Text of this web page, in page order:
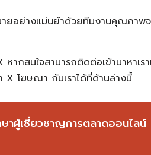
ยอย่างแม่นยำด้วยทีมงานคุณภาพจ
กสนใจสามารถติดต่อเข้ามาหาเรา
X โฆษณา กับเราได้ที่ด้านล่างนี้
าผู้เชี่ยวชาญการตลาดออนไลน์